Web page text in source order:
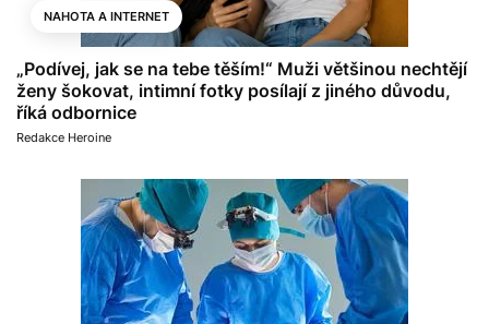
NAHOTA A INTERNET
„Podívej, jak se na tebe těším!“ Muži většinou nechtějí
ženy šokovat, intimní fotky posílají z jiného důvodu,
říká odbornice
Redakce Heroine